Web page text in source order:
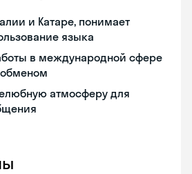
и Катаре, понимает
языка
в международной сфере
атмосферу для